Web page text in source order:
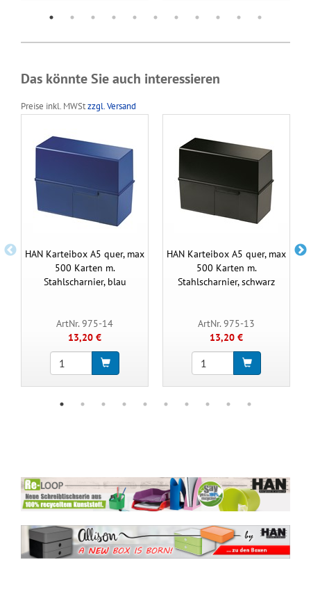
Das könnte Sie auch interessieren
Preise inkl. MWStzzgl. Versand
HAN Karteibox A5 quer, max
500 Karten m.
Stahlscharnier, blau
ArtNr. 975-14
13,20 €
HAN Karteibox A5 quer, max
500 Karten m.
Stahlscharnier, schwarz
ArtNr. 975-13
13,20 €